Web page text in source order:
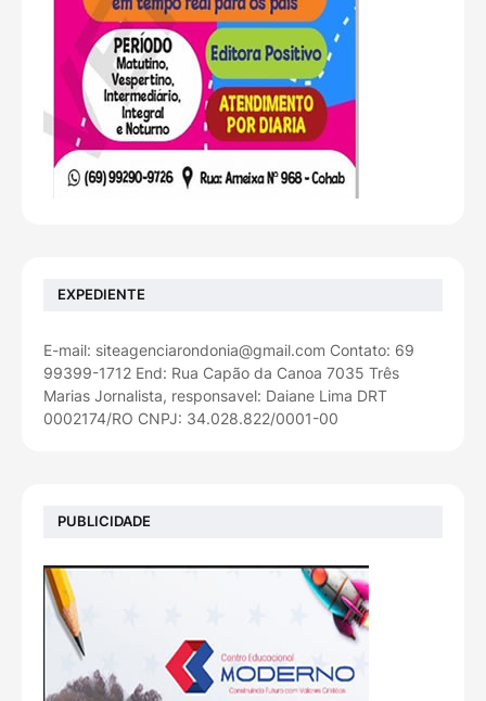
EXPEDIENTE
E-mail: siteagenciarondonia@gmail.com Contato: 69
99399-1712 End: Rua Capão da Canoa 7035 Três
Marias Jornalista, responsavel: Daiane Lima DRT
0002174/RO CNPJ: 34.028.822/0001-00
PUBLICIDADE